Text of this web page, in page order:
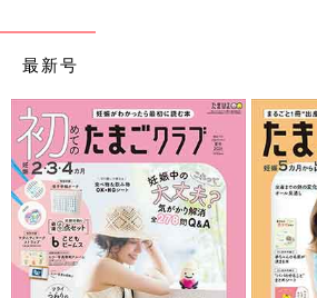
GUの新作アイテムは、どれも可愛いもの
ツアイテムは、レギンスもデニムもはか
たり具合が◎。トップスやパジャマ、小
的でキュートなものが多いのもGUアイテ
ね。気になるアイテムがあれば、ぜひチ
い。
(文・水川ちさ)
●記事内容でご紹介している投稿、リンク
があります。あらかじめご了承ください。
最新号